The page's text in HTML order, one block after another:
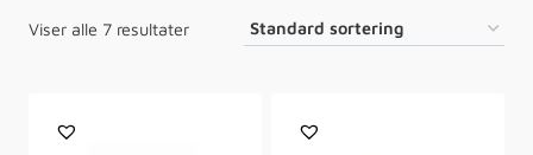
Viser alle 7 resultater